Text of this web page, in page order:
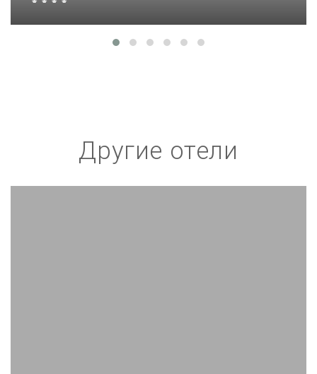
Другие отели